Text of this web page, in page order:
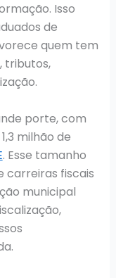
Isso
de
quem tem
tributos,
porte, com
milhão de
. Esse tamanho
carreiras fiscais
municipal